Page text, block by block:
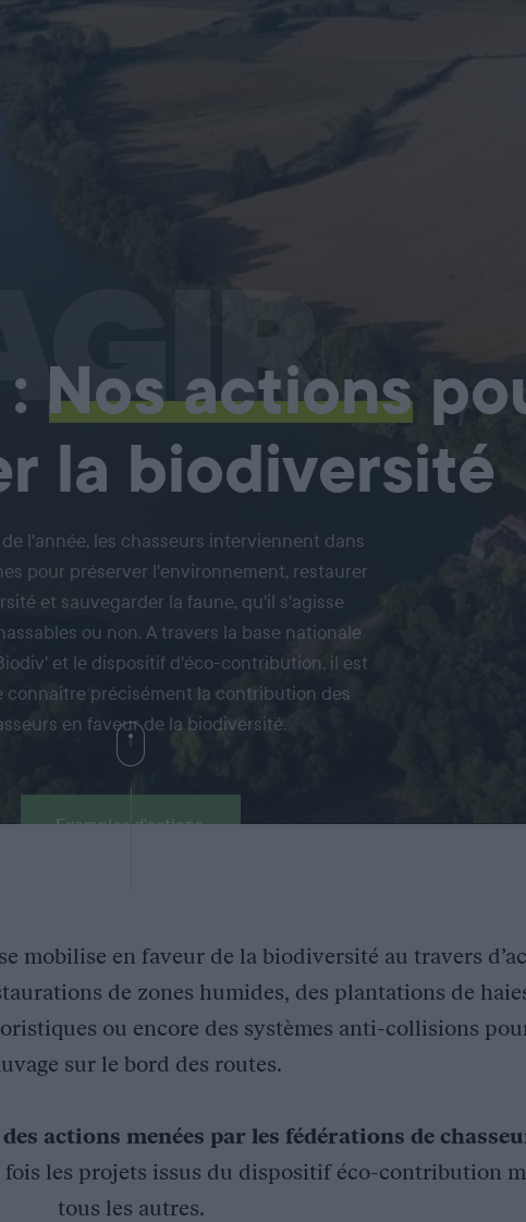
Nos actions
la biodiversité
l'année, les chasseurs interviennent dans
pour préserver l'environnement, restaurer
et sauvegarder la faune, qu'il s'agisse
ou non. A travers la base nationale
et le dispositif d'éco-contribution, il est
connaitre précisément la contribution des
en faveur de la biodiversité.
Exemples d'actions
mobilise en faveur de la biodiversité au travers
de zones humides, des plantations de
ou encore des systèmes anti-collisions
sur le bord des routes.
des actions menées par les fédérations de
les projets issus du dispositif éco-contribution
tous les autres.